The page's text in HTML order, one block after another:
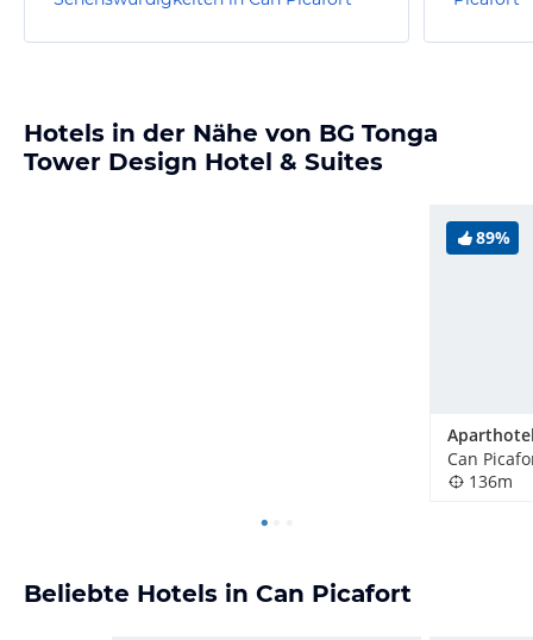
Hotels in der Nähe von BG Tonga
Tower Design Hotel & Suites
89%
Can
136m
Beliebte Hotels in Can Picafort